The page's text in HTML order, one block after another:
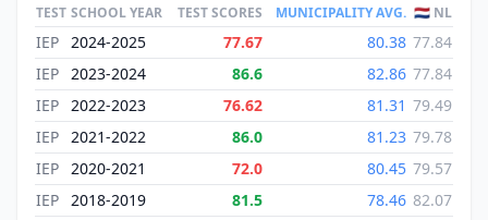
TEST SCHOOL YEAR TEST SCORES MUNICIPALITY AVG. 🇳🇱 NL
IEP 2024-2025 77.67 80.38 77.84
IEP 2023-2024 86.6 82.86 77.84
IEP 2022-2023 76.62 81.31 79.49
IEP 2021-2022 86.0 81.23 79.78
IEP 2020-2021 72.0 80.45 79.57
IEP 2018-2019 81.5 78.46 82.07